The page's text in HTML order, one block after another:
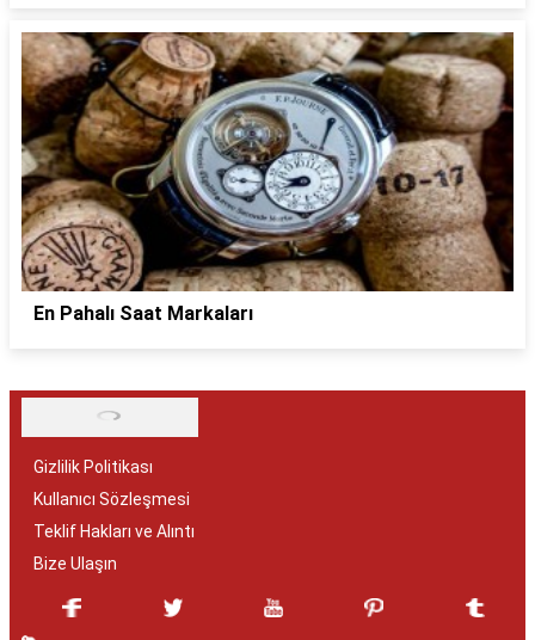
En Pahalı Saat Markaları
Gizlilik Politikası
Kullanıcı Sözleşmesi
Teklif Hakları ve Alıntı
Bize Ulaşın